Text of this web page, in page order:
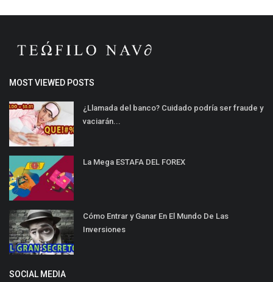
MOST VIEWED POSTS
¿Llamada del banco? Cuidado podría ser fraude y
vaciarán...
La Mega ESTAFA DEL FOREX
Cómo Entrar y Ganar En El Mundo De Las
Inversiones
SOCIAL MEDIA